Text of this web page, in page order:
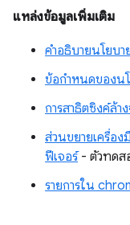
แหล่งข้อมูลเพิ่มเติม
คำอธิบายนโยบา
ข้อกำหนดของน
การสาธิตซิงค์ล้า
ส่วนขยายเครื่อ
ฟีเจอร์- ตัวทดส
รายการใน